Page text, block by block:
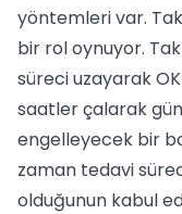
yöntemleri var.
bir rol oynuyor.
süreci uzayarak
saatler çalarak
engelleyecek bir
zaman tedavi
olduğunun kabul